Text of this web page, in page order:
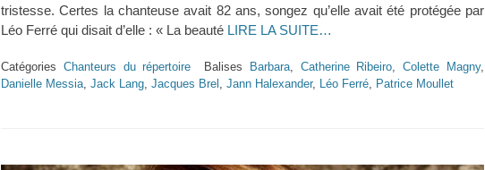
tristesse. Certes la chanteuse avait 82 ans, songez qu’elle avait été protégée par
Léo Ferré qui disait d’elle : « La beauté LIRE LA SUITE…
Catégories Chanteurs du répertoire Balises Barbara, Catherine Ribeiro ,Colette Magny,
Danielle Messia Jack Lang Jacques Brel Jann Halexander, Léo Ferré Patrice Moullet